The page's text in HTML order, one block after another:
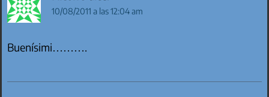
10/08/2011 a las 12:04 am
Buenísimi……….